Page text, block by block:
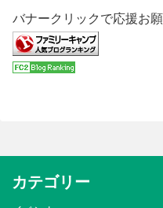
バナークリックで応援お
カテゴリー